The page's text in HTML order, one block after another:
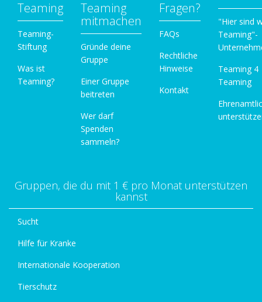
Teaming
Teaming-
Stiftung
Was ist
Teaming?
Teaming
mitmachen
Gründe deine
Gruppe
Einer Gruppe
beitreten
Wer darf
Spenden
sammeln?
Fragen?
FAQs
Rechtliche
Hinweise
Kontakt
"Hier sind
Teaming"-
Teaming 4
Teaming
Gruppen, die du mit 1 € pro Monat unterstützen
kannst
Sucht
Hilfe für Kranke
Internationale Kooperation
Tierschutz